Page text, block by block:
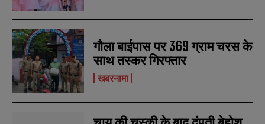
N
a
m
e
E
N
a
m
e
E
गौला बाईपास पर 369 ग्राम चरस के
साथ तस्कर गिरफ्तार
खबरनामा